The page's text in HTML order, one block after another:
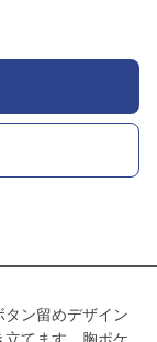
ン留めデザイン